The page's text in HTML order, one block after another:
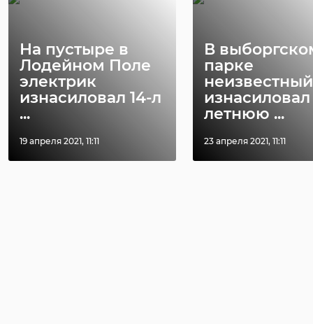
На пустыре в
Лодейном Поле
электрик
изнасиловал 14-л
...
19 апреля 2021, 11:11
В
парке
неизвестный
изнасиловал
летнюю ...
23 апреля 2021, 11:11